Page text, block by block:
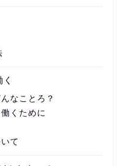
なことろ？
くために
て